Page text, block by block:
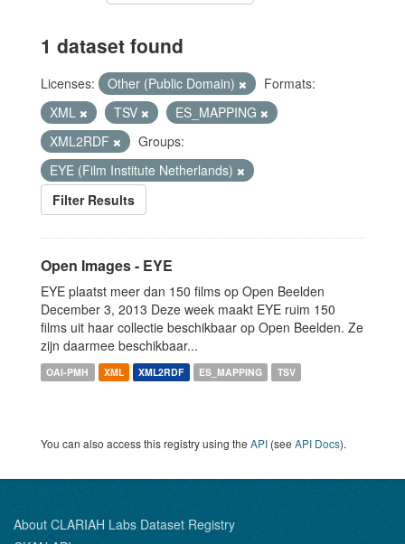
1 dataset found
Licenses: Other (Public Domain)
Formats:
XML
TSV
ES_MAPPING
XML2RDF
Groups:
EYE (Film Institute Netherlands)
Filter Results
Open Images - EYE
EYE plaatst meer dan 150 films op Open Beelden
December 3, 2013 Deze week maakt EYE ruim 150
films uit haar collectie beschikbaar op Open Beelden. Ze
zijn daarmee beschikbaar...
OAI-PMH XML XML2RDF ES_MAPPING TSV
You can also access this registry using the API (see API Docs).
About CLARIAH Labs Dataset Registry